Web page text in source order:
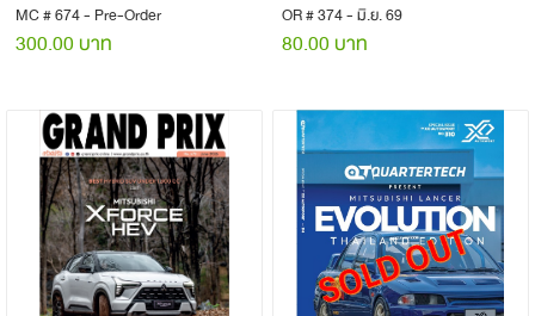
MC # 674 - Pre-Order
300.00 บาท
OR # 374 - มิ.ย. 69
80.00 บาท